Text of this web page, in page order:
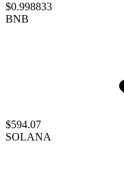
$0.998833
BNB
$594.07
SOLANA